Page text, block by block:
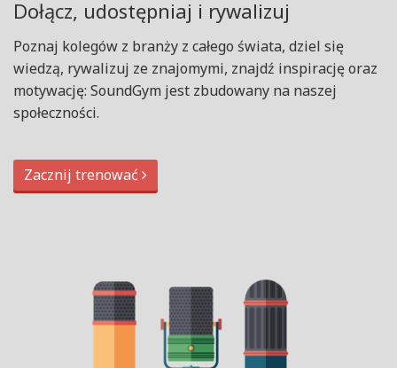
Dołącz, udostępniaj i rywalizuj
Poznaj kolegów z branży z całego świata, dziel się
wiedzą, rywalizuj ze znajomymi, znajdź inspirację oraz
motywację: SoundGym jest zbudowany na naszej
społeczności.
Zacznij trenować